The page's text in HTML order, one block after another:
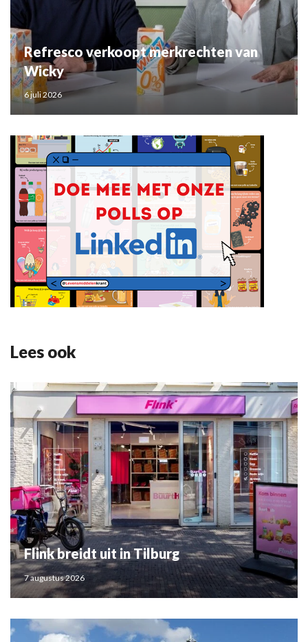
Refresco verkoopt merkrechten van
Wicky
6 juli 2026
Lees ook
Flink breidt uit in Tilburg
7 augustus 2026